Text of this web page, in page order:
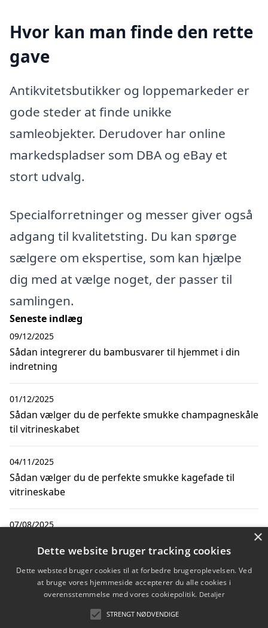
Hvor kan man finde den rette
gave
Antikvitetsbutikker og loppemarkeder er
gode steder at finde unikke
samleobjekter. Derudover har online
markedspladser som DBA og eBay et
stort udvalg.
Specialforretninger og messer giver også
adgang til kvalitetsting. Du kan spørge
sælgere om ekspertise, som kan hjælpe
dig med at vælge noget, der passer til
samlingen.
Seneste indlæg
Sådan integrerer du bambusvarer til hjemmet i din
indretning
09/12/2025
Sådan vælger du de perfekte smukke champagneskåle
til vitrineskabet
01/12/2025
Sådan vælger du de perfekte smukke kagefade til
vitrineskabe
04/11/2025
vitrineskabet
07/08/2025
Sådan reparerer du dine møbler med det rette værktøj
10/10/2024
×
Dette website bruger tracking cookies
Dette websted bruger cookies til at forbedre brugeroplevelsen. Ved
at bruge vores hjemmeside accepterer du alle cookies i
overensstemmelse med vores cookiepolitik. Detaljer
STRENGT NØDVENDIGE